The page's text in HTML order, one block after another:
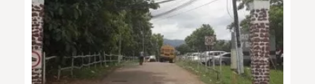
POLÍTICA
SHOW